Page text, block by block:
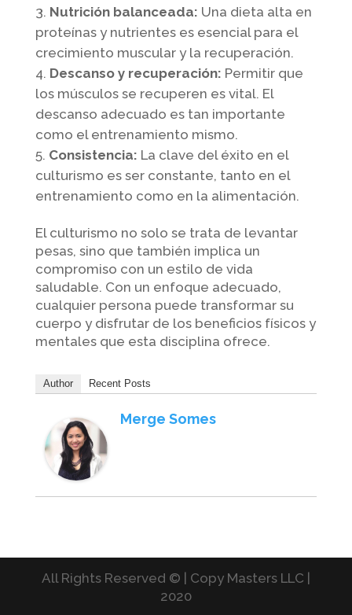
Nutrición balanceada: Una dieta alta en
proteínas y nutrientes es esencial para el
crecimiento muscular y la recuperación.
Descanso y recuperación: Permitir que
los músculos se recuperen es vital. El
descanso adecuado es tan importante
como el entrenamiento mismo.
Consistencia: La clave del éxito en el
culturismo es ser constante, tanto en el
entrenamiento como en la alimentación.
El culturismo no solo se trata de levantar
pesas, sino que también implica un
compromiso con un estilo de vida
saludable. Con un enfoque adecuado,
cualquier persona puede transformar su
cuerpo y disfrutar de los beneficios físicos y
mentales que esta disciplina ofrece.
Author Recent Posts
Merge Somes
All Rights Reserved © | Copy Masters LLC |
2020